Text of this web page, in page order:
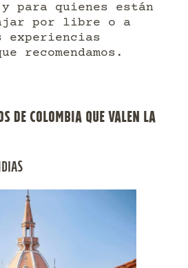
para quienes están
por libre o a
experiencias
recomendamos.
DE COLOMBIA QUE VALEN LA